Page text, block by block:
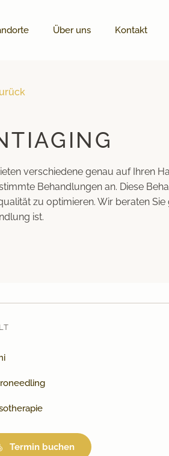
verschiedene genau auf Ihren
Behandlungen an. Diese
zu optimieren. Wir beraten
ist.
Termin buchen
Über uns Kontakt